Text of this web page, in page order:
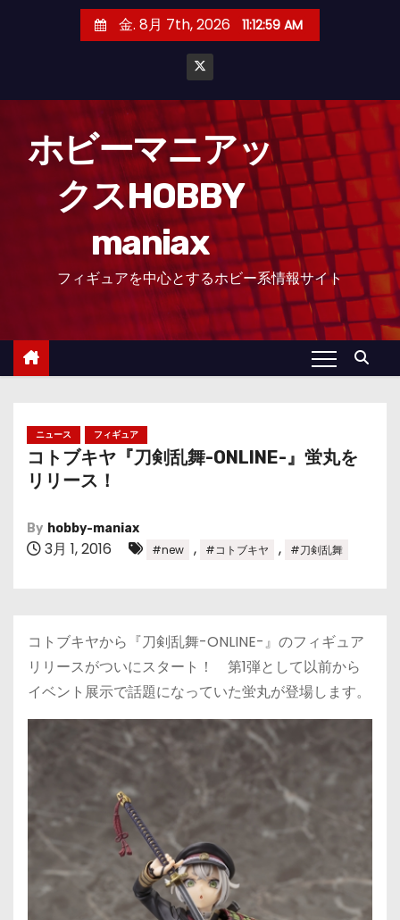
金. 8月 7th, 2026 11:13:01 AM
ホビーマニアッ
クスHOBBY
maniax
フィギュアを中心とするホビー系情報サイト
ニュース フィギュア
コトブキヤ『刀剣乱舞-ONLINE-』蛍丸を
リリース！
By hobby-maniax
3月 1, 2016 #new , #コトブキヤ , #刀剣乱舞
コトブキヤから『刀剣乱舞-ONLINE-』のフィギュア
リリースがついにスタート！ 第1弾として以前から
イベント展示で話題になっていた蛍丸が登場します。